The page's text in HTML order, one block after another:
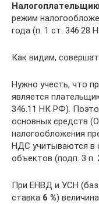
режим
года (п. 1 ст. 346.28
Как видим,
Нужно учесть, что
является
346.11 НК РФ).
основных средств
налогообложения
НДС учитываются в
объектов (подп. 3
При ЕНВД и УСН
ставка 6 %)